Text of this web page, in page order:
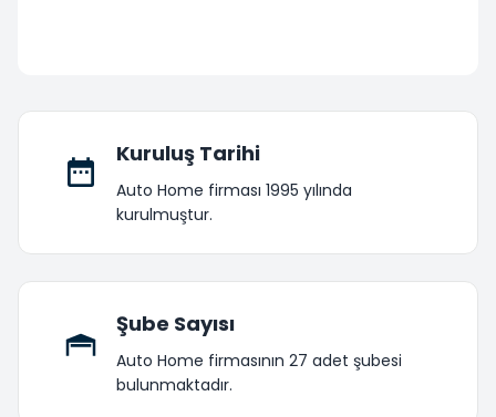
Kuruluş Tarihi
Auto Home firması 1995 yılında
kurulmuştur.
Şube Sayısı
Auto Home firmasının 27 adet şubesi
bulunmaktadır.